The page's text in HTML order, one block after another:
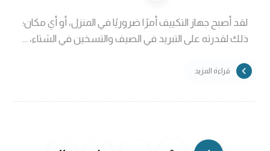
لقد أصبح جهاز التكييف أمرًا ضروريًا في المنزل، أو أي مكان؛
ذلك لقدرته على التبريد في الصيف والتسخين في الشتاء، ...
قراءة المزيد